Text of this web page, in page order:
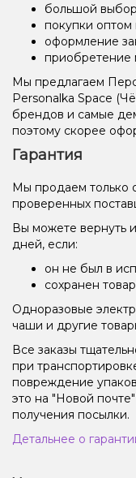
большой
покупки оптом
оформление
приобретение
Мы предлагаем
Personalka Space
брендов и самые
поэтому скорее
Гарантия
Мы продаем только
проверенных
Вы можете вернуть
дней, если:
он не был в
сохранен
Одноразовые
чаши и другие
Все заказы
при
повреждение
это на "Новой
получения посылки.
Детальнее о